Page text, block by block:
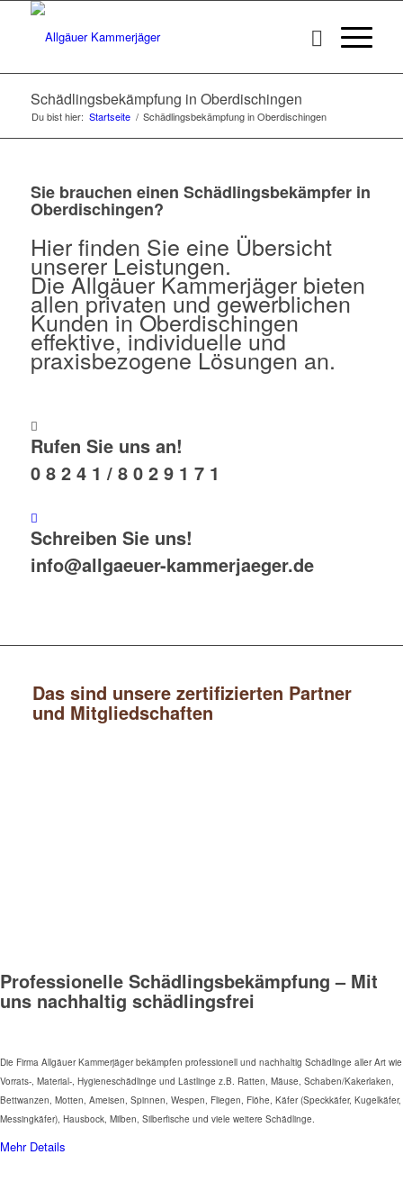
Schädlingsbekämpfung in Oberdischingen
Du bist hier: Startseite / Schädlingsbekämpfung in Oberdischingen
Sie brauchen einen Schädlingsbekämpfer in
Oberdischingen?
Hier finden Sie eine Übersicht
unserer Leistungen.
Die Allgäuer Kammerjäger bieten
allen privaten und gewerblichen
Kunden in Oberdischingen
effektive, individuelle und
praxisbezogene Lösungen an.
Rufen Sie uns an!
0 8 2 4 1 / 8 0 2 9 1 7 1
Schreiben Sie uns!
info@allgaeuer-kammerjaeger.de
Das sind unsere zertifizierten Partner
und Mitgliedschaften
Professionelle Schädlingsbekämpfung – Mit
uns nachhaltig schädlingsfrei
Die Firma Allgäuer Kammerjäger bekämpfen professionell und nachhaltig Schädlinge aller Art wie
Vorrats-, Material-, Hygieneschädlinge und Lästlinge z.B. Ratten, Mäuse, Schaben/Kakerlaken,
Bettwanzen, Motten, Ameisen, Spinnen, Wespen, Fliegen, Flöhe, Käfer (Speckkäfer, Kugelkäfer,
Messingkäfer), Hausbock, Milben, Silberfische und viele weitere Schädlinge.
Mehr Details